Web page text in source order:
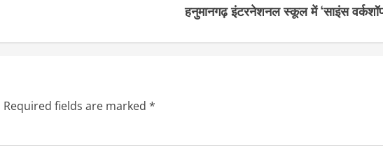
हनुमानगढ़ इंटरनेशनल स्कूल में ‘साइंस
Required fields are marked *